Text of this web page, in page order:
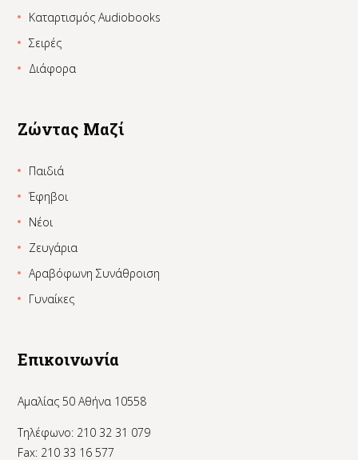
Καταρτισμός Audiobooks
Σειρές
Διάφορα
Ζώντας Μαζί
Παιδιά
Έφηβοι
Νέοι
Ζευγάρια
Αραβόφωνη Συνάθροιση
Γυναίκες
Επικοινωνία
Αμαλίας 50 Αθήνα 10558
Τηλέφωνο: 210 32 31 079
Fax: 210 33 16 577